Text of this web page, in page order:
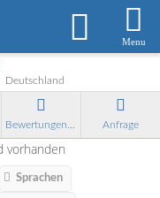
Menu
Deutschland
Anfrage
Sprachen